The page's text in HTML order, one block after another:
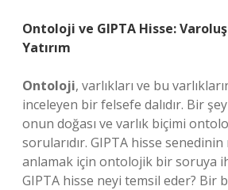
Ontoloji ve GIPTA Hisse:
Yatırım
Ontoloji, varlıkları ve bu
inceleyen bir felsefe dalıdır. Bir
onun doğası ve varlık biçimi
sorularıdır. GIPTA hisse
anlamak için ontolojik bir soruya
GIPTA hisse neyi temsil eder? Bir